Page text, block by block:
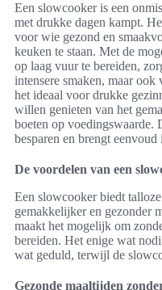
Een slowcooker is een
met drukke dagen kampt.
voor wie gezond en
keuken te staan. Met de
op laag vuur te bereiden,
intensere smaken, maar
het ideaal voor drukke
willen genieten van het
boeten op voedingswaarde.
besparen en brengt
De voordelen van een
Een slowcooker biedt
gemakkelijker en gezonder
maakt het mogelijk om
bereiden. Het enige wat
wat geduld, terwijl de
Gezonde maaltijden